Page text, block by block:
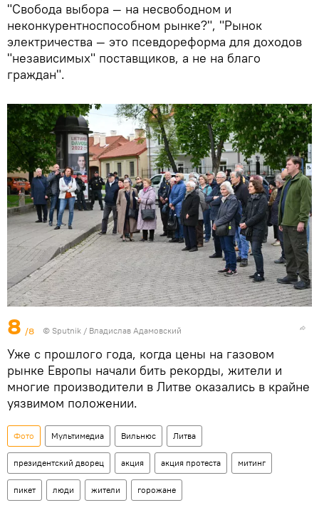
"Свобода выбора — на несвободном и
неконкурентноспособном рынке?", "Рынок
электричества — это псевдореформа для доходов
"независимых" поставщиков, а не на благо
граждан".
8 /8 © Sputnik / Владислав Адамовский
Уже с прошлого года, когда цены на газовом
рынке Европы начали бить рекорды, жители и
многие производители в Литве оказались в крайне
уязвимом положении.
Фото Мультимедиа Вильнюс Литва
президентский дворец акция акция протеста митинг
пикет люди жители горожане